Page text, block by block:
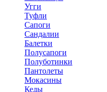
Угги
Туфли
Сапоги
Сандалии
Балетки
Полусапоги
Полуботинки
Пантолеты
Мокасины
Кеды